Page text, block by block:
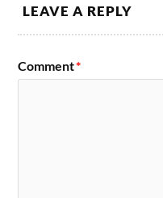
LEAVE A REPLY
Comment*